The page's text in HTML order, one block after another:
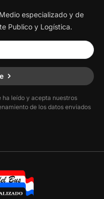
especializado y de
Publico y Logística.
leído y acepta nuestros
de los datos enviados